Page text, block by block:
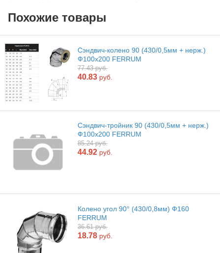
Похожие товары
Сэндвич-колено 90 (430/0,5мм + нерж.)
Ф100х200 FERRUM
77.43 руб.
40.83 руб.
Сэндвич-тройник 90 (430/0,5мм + нерж.)
Ф100х200 FERRUM
85.24 руб.
44.92 руб.
Колено угол 90° (430/0,8мм) Ф160
FERRUM
36.61 руб.
18.78 руб.